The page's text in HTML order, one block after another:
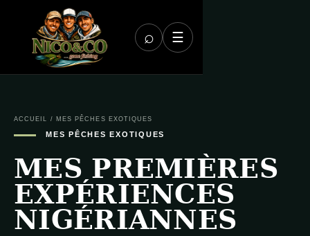
⌕ ☰
ACCUEIL / MES PÊCHES EXOTIQUES
MES PÊCHES EXOTIQUES
MES PREMIÈRES
EXPÉRIENCES
NIGÉRIANNES